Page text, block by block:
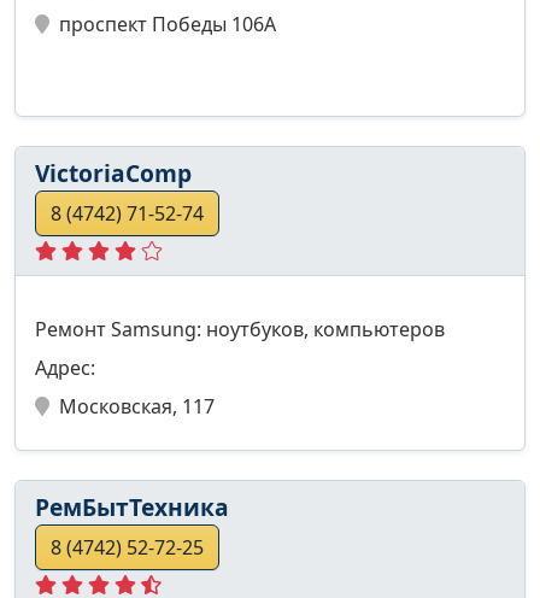
проспект Победы 106А
VictoriaComp
8 (4742) 71-52-74
Ремонт Samsung: ноутбуков, компьютеров
Адрес:
Московская, 117
РемБытТехника
8 (4742) 52-72-25